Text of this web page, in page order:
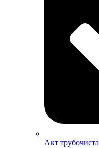
Акт трубочиста